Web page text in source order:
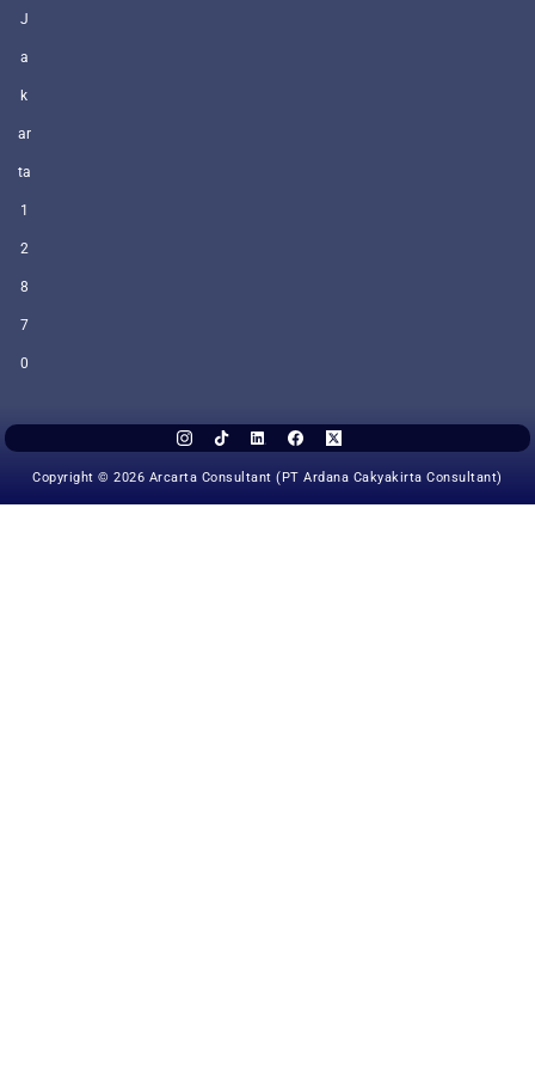
J
a
k
ar
ta
1
2
8
7
0
Copyright © 2026 Arcarta Consultant (PT Ardana Cakyakirta Consultant)